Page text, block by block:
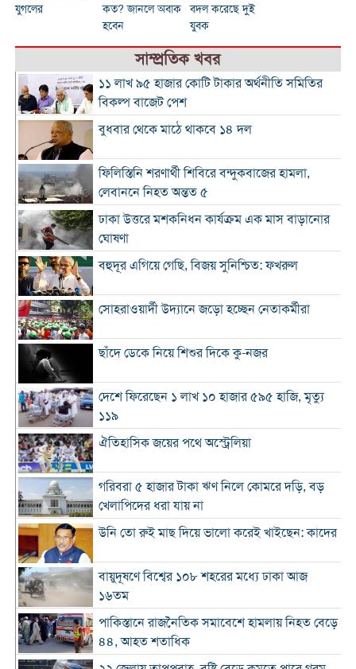
যুগলের
কত? জানলে অবাক
হবেন
বদল করেছে দুই
যুবক
সাম্প্রতিক খবর
১১ লাখ ৯৫ হাজার কোটি টাকার অর্থনীতি সমিতির
বিকল্প বাজেট পেশ
বুধবার থেকে মাঠে থাকবে ১৪ দল
ফিলিস্তিনি শরণার্থী শিবিরে বন্দুকবাজের হামলা,
লেবাননে নিহত অন্তত ৫
ঢাকা উত্তরে মশকনিধন কার্যক্রম এক মাস বাড়ানোর
ঘোষণা
বহুদূর এগিয়ে গেছি, বিজয় সুনিশ্চিত: ফখরুল
সোহরাওয়ার্দী উদ্যানে জড়ো হচ্ছেন নেতাকর্মীরা
ছাঁদে ডেকে নিয়ে শিশুর দিকে কু-নজর
দেশে ফিরেছেন ১ লাখ ১০ হাজার ৫৯৫ হাজি, মৃত্যু
১১৯
ঐতিহাসিক জয়ের পথে অস্ট্রেলিয়া
গরিবরা ৫ হাজার টাকা ঋণ নিলে কোমরে দড়ি, বড়
খেলাপিদের ধরা যায় না
উনি তো রুই মাছ দিয়ে ভালো করেই খাইছেন: কাদের
বায়ুদূষণে বিশ্বের ১০৮ শহরের মধ্যে ঢাকা আজ
১৬তম
পাকিস্তানে রাজনৈতিক সমাবেশে হামলায় নিহত বেড়ে
৪৪, আহত শতাধিক